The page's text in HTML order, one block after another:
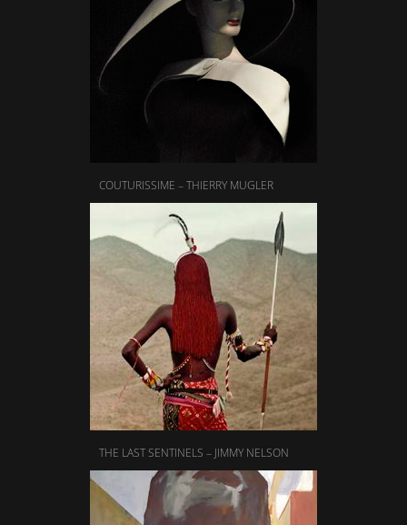
COUTURISSIME – THIERRY MUGLER
THE LAST SENTINELS – JIMMY NELSON